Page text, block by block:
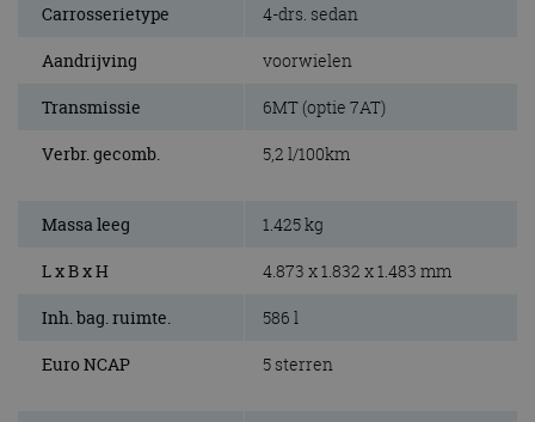
Carrosserietype 4-drs. sedan
Aandrijving voorwielen
Transmissie 6MT (optie 7AT)
Verbr. gecomb. 5,2 l/100km
Massa leeg 1.425 kg
L x B x H 4.873 x 1.832 x 1.483 mm
Inh. bag. ruimte. 586 l
Euro NCAP 5 sterren